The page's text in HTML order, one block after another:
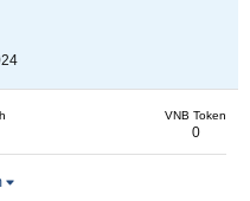
VNB Token
0